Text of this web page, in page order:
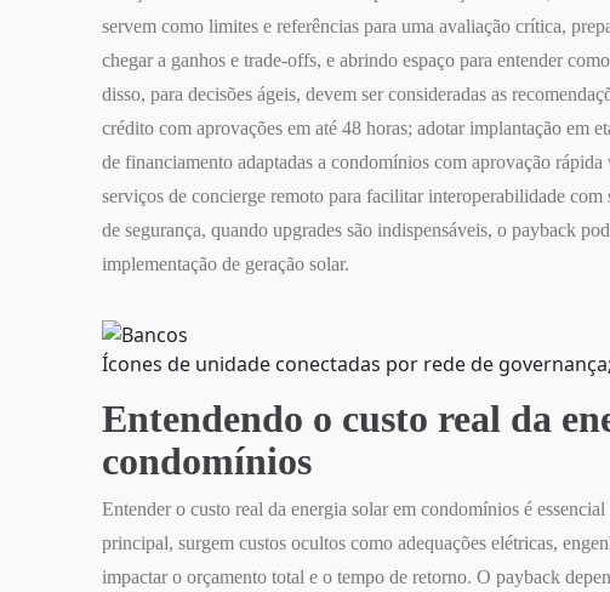
servem como limites e referências para uma avaliação crítica,
chegar a ganhos e trade-offs, e abrindo espaço para entender
disso, para decisões ágeis, devem ser consideradas as
crédito com aprovações em até 48 horas; adotar implantação em
de financiamento adaptadas a condomínios com aprovação
serviços de concierge remoto para facilitar interoperabilidade
de segurança, quando upgrades são indispensáveis, o payback
implementação de geração solar.
Ícones de unidade conectadas por rede de
Entendendo o custo real da
condomínios
Entender o custo real da energia solar em condomínios é
principal, surgem custos ocultos como adequações elétricas,
impactar o orçamento total e o tempo de retorno. O payback